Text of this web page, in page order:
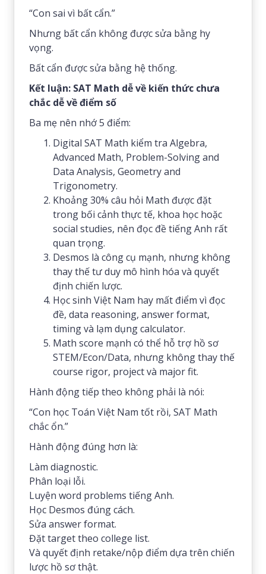
“Con sai vì bất cẩn.”
Nhưng bất cẩn không được sửa bằng hy
vọng.
Bất cẩn được sửa bằng hệ thống.
Kết luận: SAT Math dễ về kiến thức chưa
chắc dễ về điểm số
Ba mẹ nên nhớ 5 điểm:
Digital SAT Math kiểm tra Algebra,
Advanced Math, Problem-Solving and
Data Analysis, Geometry and
Trigonometry.
Khoảng 30% câu hỏi Math được đặt
trong bối cảnh thực tế, khoa học hoặc
social studies, nên đọc đề tiếng Anh rất
quan trọng.
Desmos là công cụ mạnh, nhưng không
thay thế tư duy mô hình hóa và quyết
định chiến lược.
Học sinh Việt Nam hay mất điểm vì đọc
đề, data reasoning, answer format,
timing và lạm dụng calculator.
Math score mạnh có thể hỗ trợ hồ sơ
STEM/Econ/Data, nhưng không thay thế
course rigor, project và major fit.
Hành động tiếp theo không phải là nói:
“Con học Toán Việt Nam tốt rồi, SAT Math
chắc ổn.”
Hành động đúng hơn là:
Làm diagnostic.
Phân loại lỗi.
Luyện word problems tiếng Anh.
Học Desmos đúng cách.
Sửa answer format.
Đặt target theo college list.
Và quyết định retake/nộp điểm dựa trên chiến
lược hồ sơ thật.